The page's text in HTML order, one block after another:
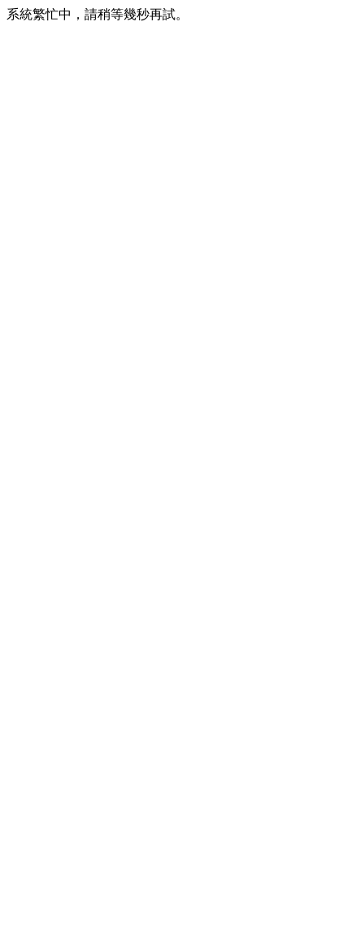
系統繁忙中，請稍等幾秒再試。